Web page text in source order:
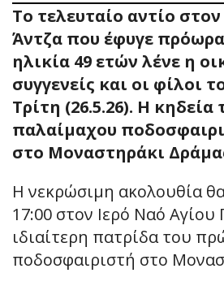
Το τελευταίο αντίο
Άντζα που έφυγε
ηλικία 49 ετών λένε η
συγγενείς και οι φίλοι
Τρίτη (26.5.26). Η κηδεία
παλαίμαχου
στο Μοναστηράκι
Η νεκρώσιμη ακολουθία
17:00 στον Ιερό Ναό Αγίου
ιδιαίτερη πατρίδα του
ποδοσφαιριστή στο